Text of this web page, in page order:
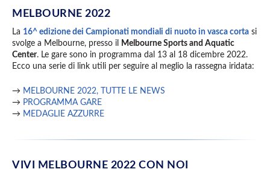
MELBOURNE 2022
La 16^ edizione dei Campionati mondiali di nuoto in vasca corta si
svolge a Melbourne, presso il
Melbourne Sports and Aquatic
Center. Le gare sono in programma dal 13 al 18 dicembre 2022.
Ecco una serie di link utili per seguire al meglio la rassegna iridata:
→ MELBOURNE 2022, TUTTE LE NEWS
→ PROGRAMMA GARE
→ MEDAGLIE AZZURRE
VIVI MELBOURNE 2022 CON NOI